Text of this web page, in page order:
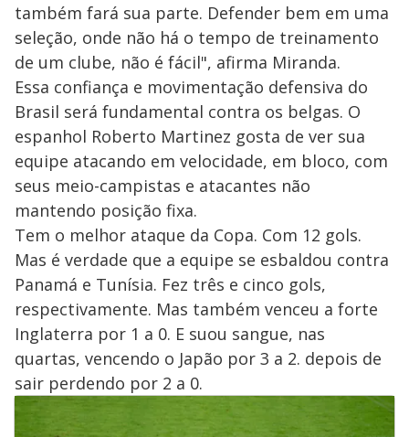
também fará sua parte. Defender bem em uma
seleção, onde não há o tempo de treinamento
de um clube, não é fácil", afirma Miranda.
Essa confiança e movimentação defensiva do
Brasil será fundamental contra os belgas. O
espanhol Roberto Martinez gosta de ver sua
equipe atacando em velocidade, em bloco, com
seus meio-campistas e atacantes não
mantendo posição fixa.
Tem o melhor ataque da Copa. Com 12 gols.
Mas é verdade que a equipe se esbaldou contra
Panamá e Tunísia. Fez três e cinco gols,
respectivamente. Mas também venceu a forte
Inglaterra por 1 a 0. E suou sangue, nas
quartas, vencendo o Japão por 3 a 2. depois de
sair perdendo por 2 a 0.